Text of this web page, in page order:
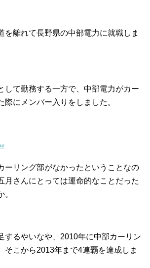
を離れて長野県の中部電力に就職しま
して勤務する一方で、中部電力がカー
際にメンバー入りをしました。
ーリング部がなかったということなの
月さんにとっては運命的なことだった
するやいなや、2010年に中部カーリン
そこから2013年まで4連覇を達成しま